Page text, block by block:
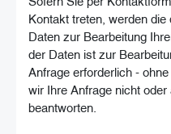
Kontakt treten, werden die
Daten zur Bearbeitung
der Daten ist zur
Anfrage erforderlich -
wir Ihre Anfrage nicht
beantworten.